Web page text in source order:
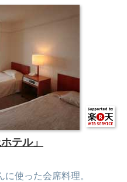
テル」
使った会席料理。